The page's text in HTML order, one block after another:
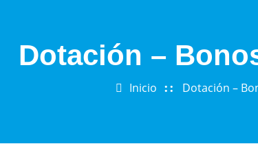
Dotación –
Inicio Dotación –